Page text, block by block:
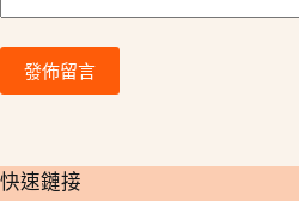
發佈留言
​快速鏈接